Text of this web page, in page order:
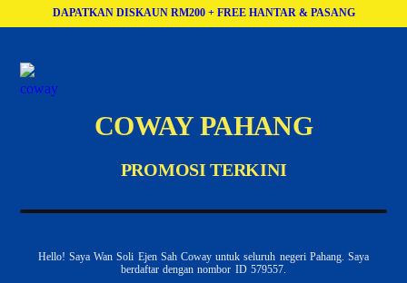
DAPATKAN DISKAUN RM200 + FREE HANTAR & PASANG
COWAY PAHANG
PROMOSI TERKINI
Hello! Saya Wan Soli Ejen Sah Coway untuk seluruh negeri Pahang. Saya
berdaftar dengan nombor ID 579557.